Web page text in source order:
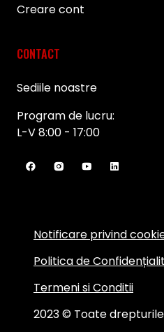
Creare cont
CONTACT
Sediile noastre
Program de lucru:
L-V 8:00 - 17:00
2023 © Toate
Notificare privind
Politica de
Termeni si Conditii